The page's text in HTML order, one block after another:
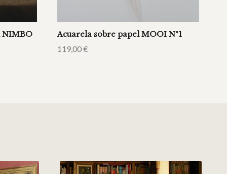
NIMBO Acuarela sobre papel MOOI Nº1
119,00€